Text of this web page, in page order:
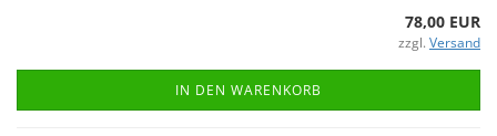
78,00 EUR
zzgl. Versand
IN DEN WARENKORB